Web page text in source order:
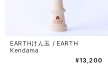
EARTHけん玉 / EARTH
Kendama
¥13,200